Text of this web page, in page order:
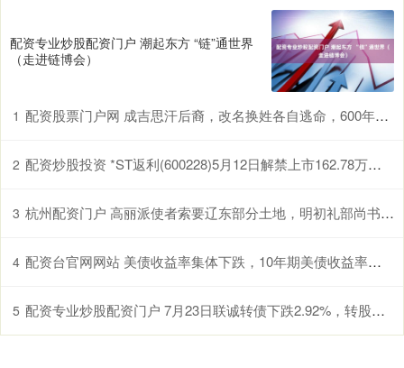
配资专业炒股配资门户 潮起东方 “链”通世界
（走进链博会）
1 配资股票门户网 成吉思汗后裔，改名换姓各自逃命，600年后靠一首诗在四川团聚_元朝_铁木真_王朝
2 配资炒股投资 *ST返利(600228)5月12日解禁上市162.78万股，年内公司股价跌幅近50%
3 杭州配资门户 高丽派使者索要辽东部分土地，明初礼部尚书李原名霸气拒绝_明朝_朱元璋_朝廷
4 配资台官网网站 美债收益率集体下跌，10年期美债收益率跌4.95个基点
5 配资专业炒股配资门户 7月23日联诚转债下跌2.92%，转股溢价率1.54%